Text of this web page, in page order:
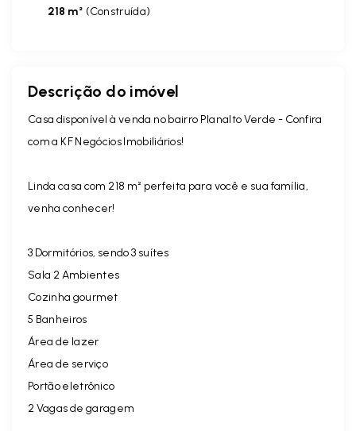
218 m² (Construída)
Descrição do imóvel
Casa disponível à venda no bairro Planalto Verde - Confira
com a KF Negócios Imobiliários!
Linda casa com 218 m² perfeita para você e sua família,
venha conhecer!
3 Dormitórios, sendo 3 suítes
Sala 2 Ambientes
Cozinha gourmet
5 Banheiros
Área de lazer
Área de serviço
Portão eletrônico
2 Vagas de garagem